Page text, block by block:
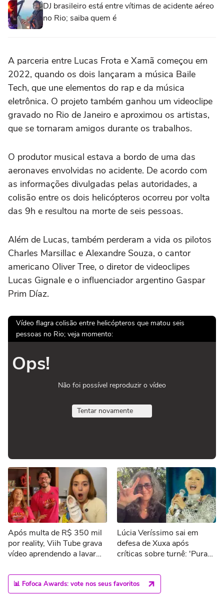
DJ brasileiro está entre vítimas de acidente aéreo
no Rio; saiba quem é
A parceria entre Lucas Frota e Xamã começou em
2022, quando os dois lançaram a música Baile
Tech, que une elementos do rap e da música
eletrônica. O projeto também ganhou um videoclipe
gravado no Rio de Janeiro e aproximou os artistas,
que se tornaram amigos durante os trabalhos.
O produtor musical estava a bordo de uma das
aeronaves envolvidas no acidente. De acordo com
as informações divulgadas pelas autoridades, a
colisão entre os dois helicópteros ocorreu por volta
das 9h e resultou na morte de seis pessoas.
Além de Lucas, também perderam a vida os pilotos
Charles Marsillac e Alexandre Souza, o cantor
americano Oliver Tree, o diretor de videoclipes
Lucas Gignale e o influenciador argentino Gaspar
Prim Díaz.
Vídeo flagra colisão entre helicópteros que matou seis
pessoas no Rio; veja momento:
Ops!
Não foi possível reproduzir o vídeo
Tentar novamente
Após multa de R$ 350 mil
por reality, Viih Tube grava
vídeo aprendendo a lavar
mimada'
Lúcia Veríssimo sai em
defesa de Xuxa após
críticas sobre turnê: 'Pura
📊 Fofoca Awards: vote nos seus favoritos